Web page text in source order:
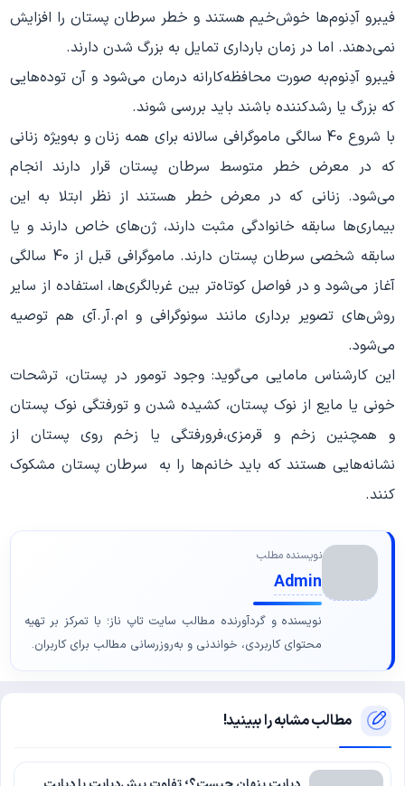
فیبرو آدِنوم‌ها خوش‌خیم هستند و خطر سرطان پستان را افزایش
نمی‌دهند. اما در زمان بارداری تمایل به بزرگ شدن دارند.
فیبرو آدِنوم‌به صورت محافظه‌کارانه درمان می‌شود و آن توده‌هایی
که بزرگ یا رشد‌کننده باشند باید بررسی شوند.
با شروع 40 سالگی ماموگرافی سالانه برای همه زنان و به‌ویژه زنانی
که در معرض خطر متوسط سرطان پستان قرار دارند انجام
می‌شود. زنانی که در معرض خطر هستند از نظر ابتلا به این
بیماری‌ها سابقه خانوادگی مثبت دارند، ژن‌های خاص دارند و یا
سابقه شخصی سرطان پستان دارند. ماموگرافی قبل از 40 سالگی
آغاز می‌شود و در فواصل کوتاه‌تر بین غربالگری‌ها، استفاده از سایر
روش‌های تصویر برداری مانند سونوگرافی و ام.آر.آی هم توصیه
می‌شود.
این کارشناس مامایی می‌گوید: وجود تومور در پستان، ترشحات
خونی یا مایع از نوک پستان، کشیده شدن و تورفتگی نوک پستان
و همچنین زخم و قرمزی،‌فرورفتگی یا زخم روی پستان از
نشانه‌هایی هستند که باید خانم‌ها را به سرطان پستان مشکوک
کنند.
نویسنده مطلب
Admin
نویسنده و گردآورنده مطالب سایت تاپ ناز؛ با تمرکز بر تهیه
محتوای کاربردی، خواندنی و به‌روزرسانی مطالب برای کاربران.
مطالب مشابه را ببینید!